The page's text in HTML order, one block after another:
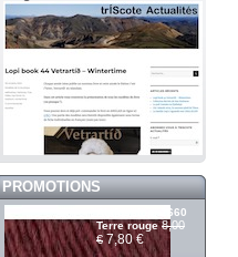
PROMOTIONS
Álafosslopi 2660
Terre rouge 8,00
€ 7,80 €